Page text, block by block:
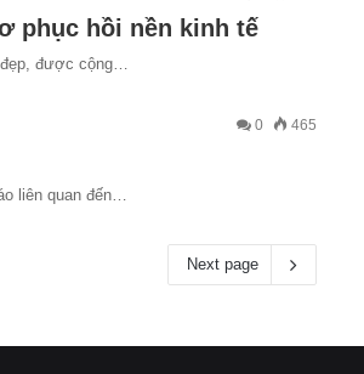
phục hồi nền kinh tế
đẹp, được cộng…
0 465
liên quan đến…
Next page